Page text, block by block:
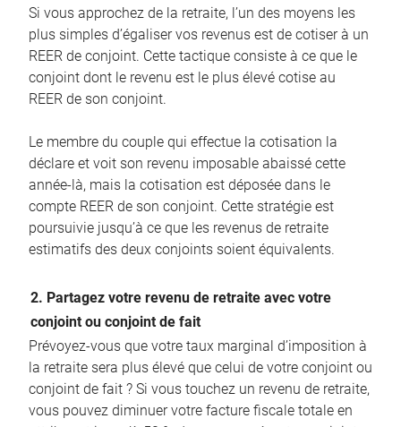
Si vous approchez de la retraite, l’un des moyens les
plus simples d’égaliser vos revenus est de cotiser à un
REER de conjoint. Cette tactique consiste à ce que le
conjoint dont le revenu est le plus élevé cotise au
REER de son conjoint.
Le membre du couple qui effectue la cotisation la
déclare et voit son revenu imposable abaissé cette
année-là, mais la cotisation est déposée dans le
compte REER de son conjoint. Cette stratégie est
poursuivie jusqu’à ce que les revenus de retraite
estimatifs des deux conjoints soient équivalents.
2. Partagez votre revenu de retraite avec votre
conjoint ou conjoint de fait
Prévoyez-vous que votre taux marginal d’imposition à
la retraite sera plus élevé que celui de votre conjoint ou
conjoint de fait ? Si vous touchez un revenu de retraite,
vous pouvez diminuer votre facture fiscale totale en